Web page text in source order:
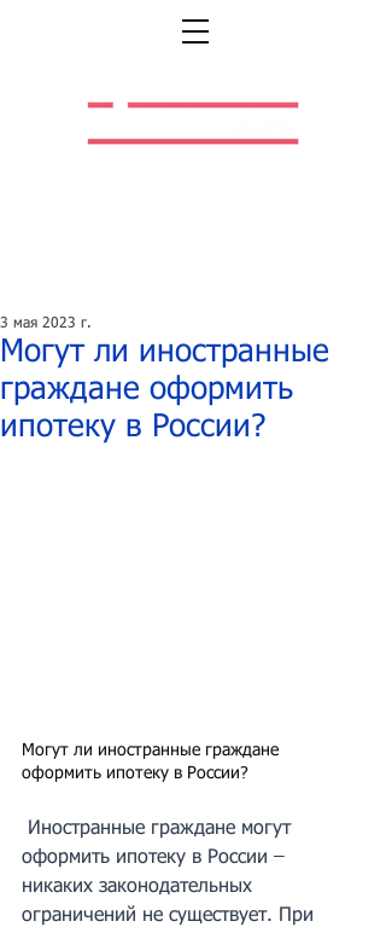
Могут ли иностранные
граждане оформить
ипотеку в России?
3 мая 2023 г.
Могут ли иностранные граждане
оформить ипотеку в России?
оформить ипотеку в России –
никаких законодательных
ограничений не существует. При